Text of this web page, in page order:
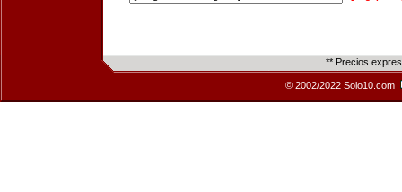
** Precios
© 2002/2022 Solo10.com